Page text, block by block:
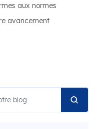
aux normes
avancement